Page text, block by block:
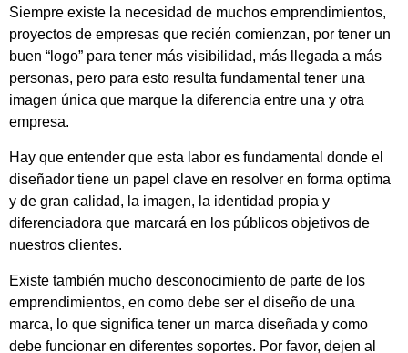
Siempre existe la necesidad de muchos emprendimientos,
proyectos de empresas que recién comienzan, por tener un
buen “logo” para tener más visibilidad, más llegada a más
personas, pero para esto resulta fundamental tener una
imagen única que marque la diferencia entre una y otra
empresa.
Hay que entender que esta labor es fundamental donde el
diseñador tiene un papel clave en resolver en forma optima
y de gran calidad, la imagen, la identidad propia y
diferenciadora que marcará en los públicos objetivos de
nuestros clientes.
Existe también mucho desconocimiento de parte de los
emprendimientos, en como debe ser el diseño de una
marca, lo que significa tener un marca diseñada y como
debe funcionar en diferentes soportes. Por favor, dejen al